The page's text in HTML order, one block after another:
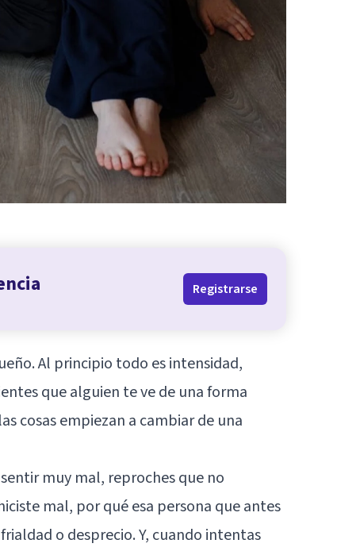
Registrarse
Al principio todo es intensidad,
que alguien te ve de una forma
cosas empiezan a cambiar de una
muy mal, reproches que no
mal, por qué esa persona que antes
o desprecio. Y, cuando intentas